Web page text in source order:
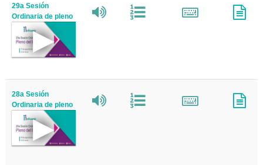
29a Sesión
Ordinaria de pleno
28a Sesión
Ordinaria de pleno